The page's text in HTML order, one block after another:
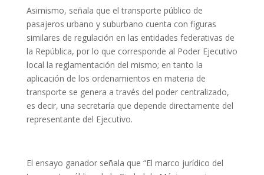
Asimismo, señala que el transporte público de
pasajeros urbano y suburbano cuenta con figuras
similares de regulación en las entidades federativas de
la República, por lo que corresponde al Poder Ejecutivo
local la reglamentación del mismo; en tanto la
aplicación de los ordenamientos en materia de
transporte se genera a través del poder centralizado,
es decir, una secretaría que depende directamente del
representante del Ejecutivo.
El ensayo ganador señala que “El marco jurídico del